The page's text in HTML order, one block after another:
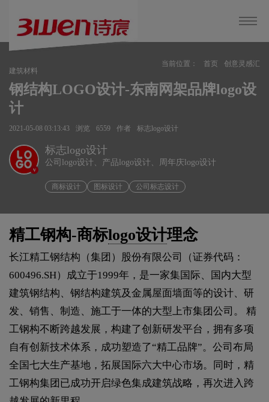
当前位置： 首页
创意灵感汇
建筑材料
钢结构LOGO设计-东南网架品牌logo设
计
2021-05-08 03:13:43 浏览 6559 作者 标志logo设计
v
标志logo设计
公司logo设计、产品logo设计、周年庆logo设计
商标设计 图标设计 公司标志设计
精工钢构-商标logo设计理念
长江精工钢结构（集团）股份有限公司（证券代码：
600496.SH）成立于1999年，是一家集国际、国内大型
建筑钢结构、钢结构建筑及金属屋面墙面等的设计、研
发、销售、制造、施工于一体的大型上市集团公司。 精
工钢构不断跨越发展，构建了创新研发平台，拥有多项
自有创新技术体系，成功塑造了“精工品牌”。公司布局
全国七大生产基地，拓展国际六大中心市场。同时，精
工钢构集团已成功开启绿色集成建筑战略，再次进入跨